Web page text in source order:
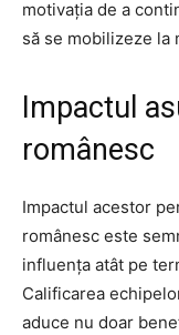
motivația de a
să se mobilizeze la
Impactul
românesc
Impactul acestor
românesc este
influența atât pe
Calificarea
aduce nu doar